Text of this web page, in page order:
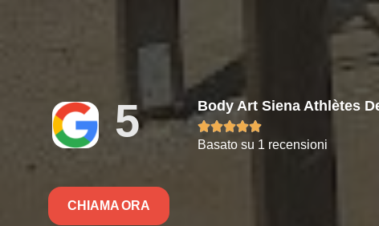
5 Body Art Siena Athlètes

Basato su 1 recensioni
CHIAMA ORA